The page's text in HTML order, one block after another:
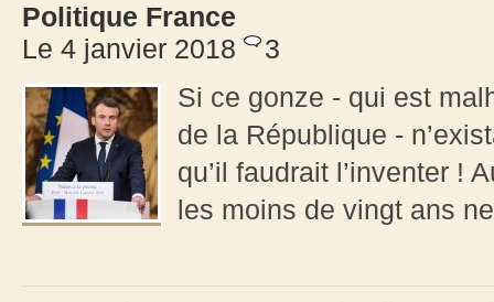
Politique France
Le 4 janvier 2018
3
Si ce gonze - qui est
de la République -
qu’il faudrait l’inventer !
les moins de vingt ans